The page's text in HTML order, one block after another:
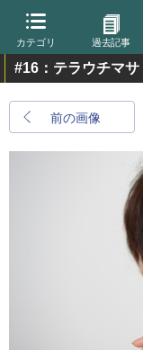
カテゴリ 過去記事
#16：テラウチマサ
前の画像